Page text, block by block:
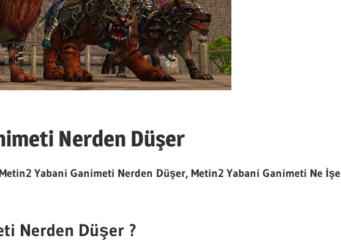
Nerden Düşer
Yabani Ganimeti Nerden Düşer, Metin2 Yabani Ganimeti Ne İşe
Nerden Düşer ?